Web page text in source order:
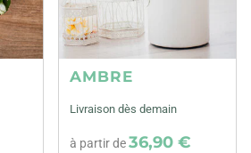
AMBRE
Livraison dès demain
à partir de36,90 €